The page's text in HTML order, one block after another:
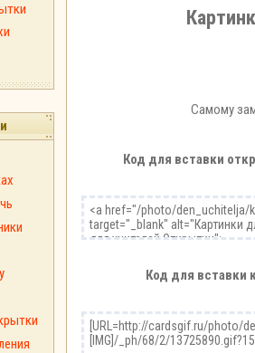
Самому
Код для вставки
Код для вставки